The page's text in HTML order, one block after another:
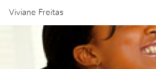
Viviane Freitas